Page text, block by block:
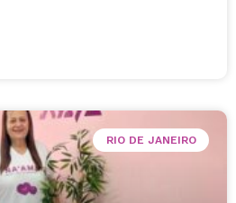
RIO DE JANEIRO